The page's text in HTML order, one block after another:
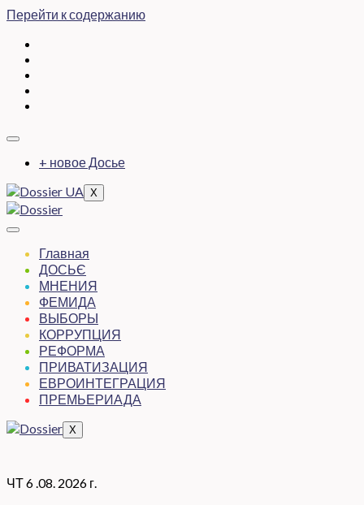
Перейти к содержанию
+ новое Досье
X
Главная
ДОСЬЄ
МНЕНИЯ
ФЕМИДА
ВЫБОРЫ
КОРРУПЦИЯ
РЕФОРМА
ПРИВАТИЗАЦИЯ
ЕВРОИНТЕГРАЦИЯ
ПРЕМЬЕРИАДА
X
ЧТ 6 .08. 2026 г.